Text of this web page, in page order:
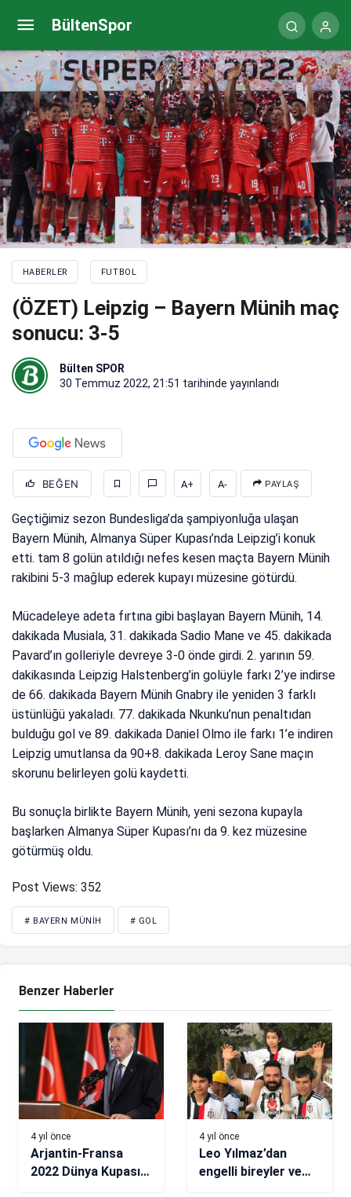
BültenSpor
HABERLER FUTBOL
(ÖZET) Leipzig – Bayern Münih maç
sonucu: 3-5
Bülten SPOR
30 Temmuz 2022, 21:51 tarihinde yayınlandı
BEĞEN A+ A- PAYLAŞ
Geçtiğimiz sezon Bundesliga’da şampiyonluğa ulaşan
Bayern Münih, Almanya Süper Kupası’nda Leipzig’i konuk
etti. tam 8 golün atıldığı nefes kesen maçta Bayern Münih
rakibini 5-3 mağlup ederek kupayı müzesine götürdü.
Mücadeleye adeta fırtına gibi başlayan Bayern Münih, 14.
dakikada Musiala, 31. dakikada Sadio Mane ve 45. dakikada
Pavard’ın golleriyle devreye 3-0 önde girdi. 2. yarının 59.
dakikasında Leipzig Halstenberg’in golüyle farkı 2’ye indirse
de 66. dakikada Bayern Münih Gnabry ile yeniden 3 farklı
üstünlüğü yakaladı. 77. dakikada Nkunku’nun penaltıdan
bulduğu gol ve 89. dakikada Daniel Olmo ile farkı 1’e indiren
Leipzig umutlansa da 90+8. dakikada Leroy Sane maçın
skorunu belirleyen golü kaydetti.
Bu sonuçla birlikte Bayern Münih, yeni sezona kupayla
başlarken Almanya Süper Kupası’nı da 9. kez müzesine
götürmüş oldu.
Post Views: 352
# BAYERN MÜNIH # GOL
Benzer Haberler
4 yıl önce
Arjantin-Fransa
2022 Dünya Kupası
4 yıl önce
Leo Yılmaz’dan
engelli bireyler ve
Konyaspor, Vaduz maçı hazırlıklarına başladı